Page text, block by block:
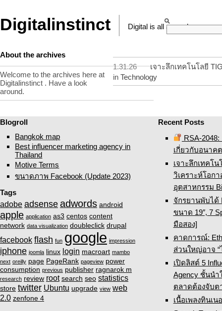
Digitalinstinct Digital is all around
1.31.26
เจาะลึกเทคโนโลยี
in Technology
About the archives
Welcome to the archives here at
Digitalinstinct . Have a look
around.
Blogroll
Bangkok map
Best influencer marketing agency in
Thailand
Motive Terms
ขนาดภาพ Facebook (Update 2023)
Tags
adobe adsense adwords android
apple application as3 centos content
network data visualization doubleclick drupal
facebook flash fun google impression
iphone joomla linux login macroart mambo
next oreilly page PageRank pageview power
consumption previous publisher ragnarok m
research review root search seo statistics
store twitter Ubuntu upgrade view web
2.0 zenfone 4
Recent Posts
RSA-
เกี่ยวกับอนาค
เจาะลึกเทคโ
วิเคราะห์โอก
อุตสาหกรรม
จักรยานพับได้
ขนาด 19″, 7
มือสอง]
คาดการณ์:
ส่วนใหญ่อาจ “
เปิดลิสต์ 5
Agency ชั้นนำ
ตลาดต้องจับต
เนื้อเพลงทินเ